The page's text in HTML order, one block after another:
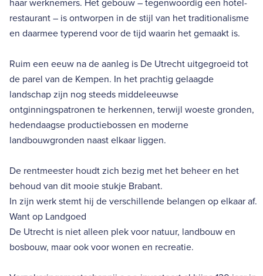
haar werknemers. Het gebouw – tegenwoordig een hotel-
restaurant – is ontworpen in de stijl van het traditionalisme
en daarmee typerend voor de tijd waarin het gemaakt is.
Ruim een eeuw na de aanleg is De Utrecht uitgegroeid tot
de parel van de Kempen. In het prachtig gelaagde
landschap zijn nog steeds middeleeuwse
ontginningspatronen te herkennen, terwijl woeste gronden,
hedendaagse productiebossen en moderne
landbouwgronden naast elkaar liggen.
De rentmeester houdt zich bezig met het beheer en het
behoud van dit mooie stukje Brabant.
In zijn werk stemt hij de verschillende belangen op elkaar af.
Want op Landgoed
De Utrecht is niet alleen plek voor natuur, landbouw en
bosbouw, maar ook voor wonen en recreatie.